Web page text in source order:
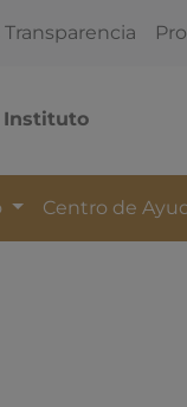
Transparencia
Instituto
Centro de